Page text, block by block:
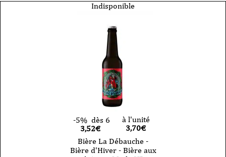
Indisponible
-5% dès 6
3,52€
à l'unité
3,70€
Bière La Débauche -
Bière d'Hiver - Bière aux